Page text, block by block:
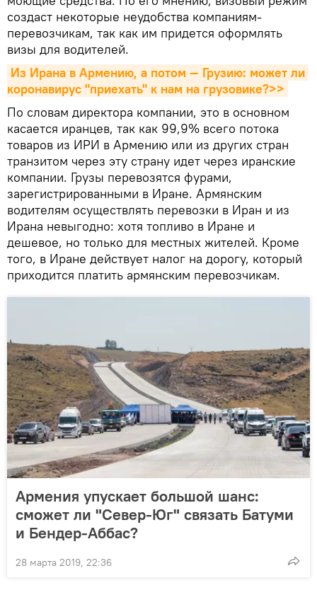
создаст некоторые неудобства компаниям-
перевозчикам, так как им придется оформлять
визы для водителей.
Из Ирана в Армению, а потом — Грузию: может ли
коронавирус "приехать" к нам на грузовике?>>
По словам директора компании, это в основном
касается иранцев, так как 99,9% всего потока
товаров из ИРИ в Армению или из других стран
транзитом через эту страну идет через иранские
компании. Грузы перевозятся фурами,
зарегистрированными в Иране. Армянским
водителям осуществлять перевозки в Иран и из
Ирана невыгодно: хотя топливо в Иране и
дешевое, но только для местных жителей. Кроме
того, в Иране действует налог на дорогу, который
приходится платить армянским перевозчикам.
Армения упускает большой шанс:
сможет ли "Север-Юг" связать Батуми
и Бендер-Аббас?
28 марта 2019, 22:36